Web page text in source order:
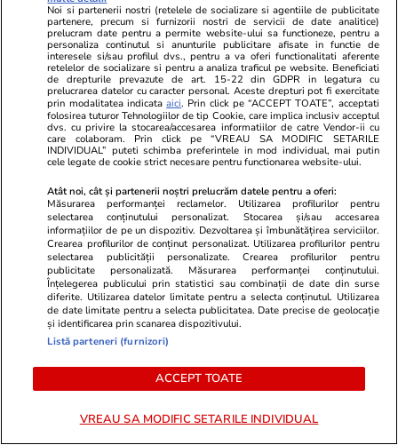
transforma frunzele de la maro închis la negr.
Oxidarea modifică și profilul de aromă al unui
ceai negru, ajutând la adăugarea de note de
fructe sau chiar afumat, în funcție de ceai.
Ceaiul Oolong urmează un proces similar cu
ceaiul negru, cu toate acestea, fiecare etapă
individuală nu este la fel de lungă.
Sute de soiuri și plante hibride au evoluat din
plante Camellia sinensis de-a lungul
timpului. Dar, din punct de vedere tehnic,
orice tip de ceai – alb, verde, galben, oolong,
negru sau pu-erh – poate fi făcut din frunzele
oricărei plante Camellia sinensis.
Surse:healthline.com,webmd.com,
teatulia.com,ncbi.nlm.nih.gov.
Noi si partenerii nostri (retelele de socializare si agentiile de publicitate
partenere, precum si furnizorii nostri de servicii de date analitice)
prelucram date pentru a permite website-ului sa functioneze, pentru a
personaliza continutul si anunturile publicitare afisate in functie de
interesele si/sau profilul dvs., pentru a va oferi functionalitati aferente
retelelor de socializare si pentru a analiza traficul pe website. Beneficiati
de drepturile prevazute de art. 15-22 din GDPR in legatura cu
prelucrarea datelor cu caracter personal. Aceste drepturi pot fi exercitate
prin modalitatea indicataaici. Prin click pe “ACCEPT TOATE”, acceptati
folosirea tuturor Tehnologiilor de tip Cookie, care implica inclusiv acceptul
dvs. cu privire la stocarea/accesarea informatiilor de catre Vendor-ii cu
care colaboram. Prin click pe “VREAU SA MODIFIC SETARILE
INDIVIDUAL” puteti schimba preferintele in mod individual, mai putin
cele legate de cookie strict necesare pentru functionarea website-ului.
Atât noi, cât și partenerii noștri prelucrăm datele pentru a oferi:
Măsurarea performanței reclamelor. Utilizarea profilurilor pentru
selectarea conținutului personalizat. Stocarea și/sau accesarea
informațiilor de pe un dispozitiv. Dezvoltarea și îmbunătățirea serviciilor.
Crearea profilurilor de conținut personalizat. Utilizarea profilurilor pentru
selectarea publicității personalizate. Crearea profilurilor pentru
publicitate personalizată. Măsurarea performanței conținutului.
Înțelegerea publicului prin statistici sau combinații de date din surse
diferite. Utilizarea datelor limitate pentru a selecta conținutul. Utilizarea
de date limitate pentru a selecta publicitatea. Date precise de geolocație
și identificarea prin scanarea dispozitivului.
Listă parteneri (furnizori)
ACCEPT TOATE
VREAU SA MODIFIC SETARILE INDIVIDUAL